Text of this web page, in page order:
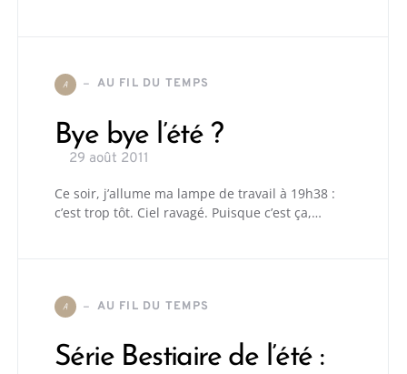
A AU FIL DU TEMPS
Bye bye l’été ?
29 août 2011
Ce soir, j’allume ma lampe de travail à 19h38 :
c’est trop tôt. Ciel ravagé. Puisque c’est ça,…
A AU FIL DU TEMPS
Série Bestiaire de l’été :